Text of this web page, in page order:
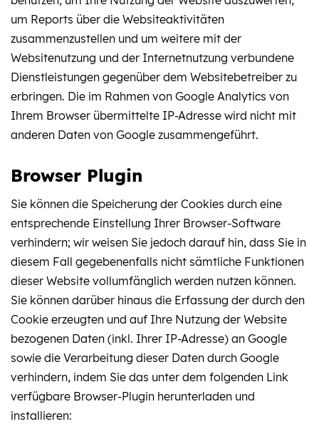
um Reports über die Websiteaktivitäten
zusammenzustellen und um weitere mit der
Websitenutzung und der Internetnutzung verbundene
Dienstleistungen gegenüber dem Websitebetreiber zu
erbringen. Die im Rahmen von Google Analytics von
Ihrem Browser übermittelte IP-Adresse wird nicht mit
anderen Daten von Google zusammengeführt.
Browser Plugin
Sie können die Speicherung der Cookies durch eine
entsprechende Einstellung Ihrer Browser-Software
verhindern; wir weisen Sie jedoch darauf hin, dass Sie in
diesem Fall gegebenenfalls nicht sämtliche Funktionen
dieser Website vollumfänglich werden nutzen können.
Sie können darüber hinaus die Erfassung der durch den
Cookie erzeugten und auf Ihre Nutzung der Website
bezogenen Daten (inkl. Ihrer IP-Adresse) an Google
sowie die Verarbeitung dieser Daten durch Google
verhindern, indem Sie das unter dem folgenden Link
verfügbare Browser-Plugin herunterladen und
installieren: